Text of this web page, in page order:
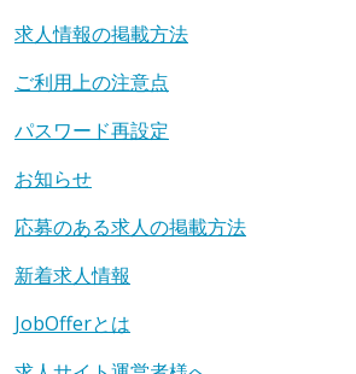
求人情報の掲載方法
ご利用上の注意点
パスワード再設定
お知らせ
応募のある求人の掲載方法
新着求人情報
JobOfferとは